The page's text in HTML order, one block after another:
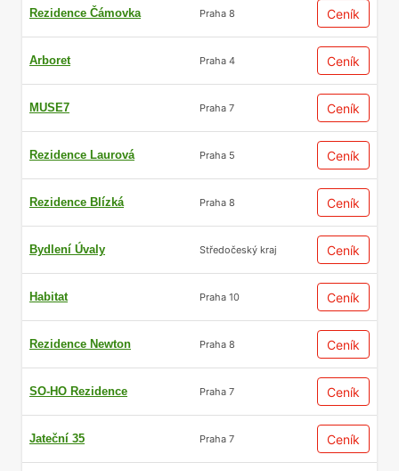
Rezidence Čámovka Praha 8 Ceník
Arboret Praha 4 Ceník
MUSE7 Praha 7 Ceník
Rezidence Laurová Praha 5 Ceník
Rezidence Blízká Praha 8 Ceník
Bydlení Úvaly Středočeský kraj Ceník
Habitat Praha 10 Ceník
Rezidence Newton Praha 8 Ceník
SO-HO Rezidence Praha 7 Ceník
Jateční 35 Praha 7 Ceník